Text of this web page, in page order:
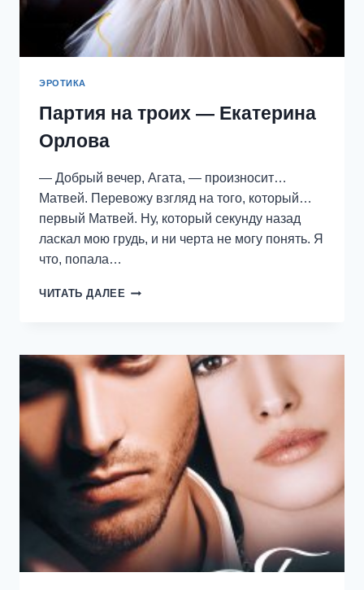
ЭРОТИКА
Партия на троих — Екатерина
Орлова
— Добрый вечер, Агата, — произносит…
Матвей. Перевожу взгляд на того, который…
первый Матвей. Ну, который секунду назад
ласкал мою грудь, и ни черта не могу понять. Я
что, попала…
ЧИТАТЬ ДАЛЕЕ ПАРТИЯ
ЕКАТЕРИНА
ОРЛОВА